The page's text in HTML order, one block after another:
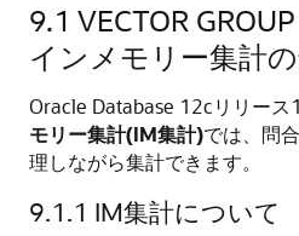
9.1 VECTOR
インメモリー集計
Oracle Database 12cリリース
モリー集計(IM集計)では、問
理しながら集計できます。
9.1.1 IM集計について